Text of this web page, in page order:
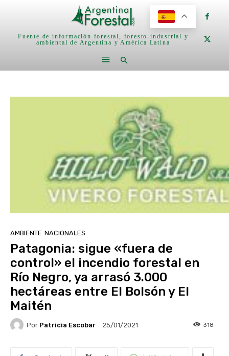
Fuente de información forestal, foresto-industrial y
ambiental de Argentina y América Latina
AMBIENTE NACIONALES
Patagonia: sigue «fuera de
control» el incendio forestal en
Río Negro, ya arrasó 3.000
hectáreas entre El Bolsón y El
Maitén
Por Patricia Escobar 25/01/2021 318